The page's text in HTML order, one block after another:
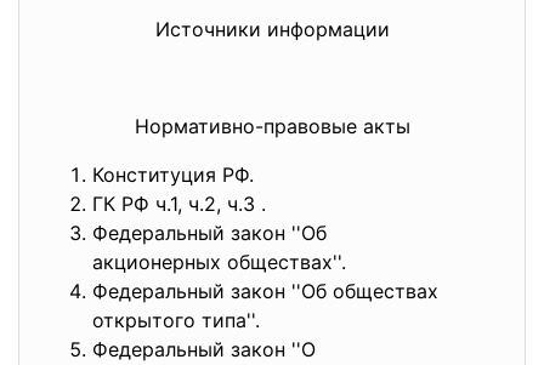
Источники информации
Нормативно-правовые акты
Конституция РФ.
ГК РФ ч.1, ч.2, ч.3 .
Федеральный закон ''Об
акционерных обществах''.
Федеральный закон ''Об обществах
открытого типа''.
Федеральный закон ''О